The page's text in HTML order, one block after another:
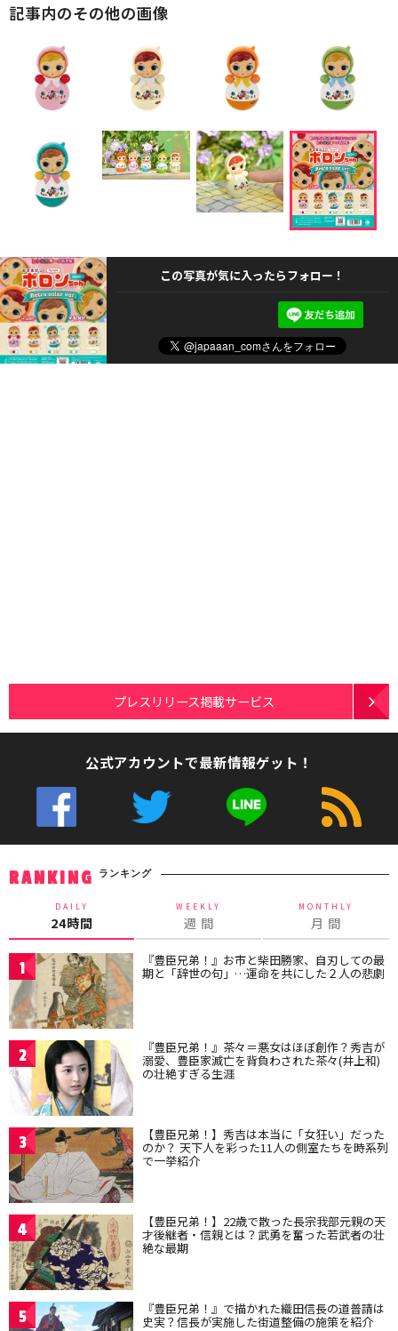
記事内のその他の画像
この写真が気に入ったらフォロー！
プレスリリース掲載サービス
公式アカウントで最新情報ゲット！
RANKING ランキング
DAILY
24時間
WEEKLY
週 間
MONTHLY
月 間
1 『豊臣兄弟！』お市と柴田勝家、自刃しての最
期と「辞世の句」…運命を共にした２人の悲劇
2 『豊臣兄弟！』茶々＝悪女はほぼ創作？秀吉が
溺愛、豊臣家滅亡を背負わされた茶々(井上和)
の壮絶すぎる生涯
3 【豊臣兄弟！】秀吉は本当に「女狂い」だった
のか？ 天下人を彩った11人の側室たちを時系列
で一挙紹介
4 【豊臣兄弟！】22歳で散った長宗我部元親の天
才後継者・信親とは？武勇を奮った若武者の壮
絶な最期
5 『豊臣兄弟！』で描かれた織田信長の道普請は
史実？信長が実施した街道整備の施策を紹介